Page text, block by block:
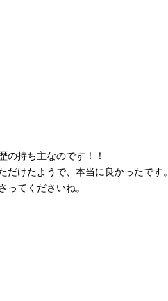
の持ち主なのです！！
けたようで、本当に良かったです。
てくださいね。